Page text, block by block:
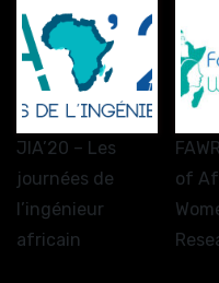
JIA’20 – Les
journées de
l’ingénieur
africain
of